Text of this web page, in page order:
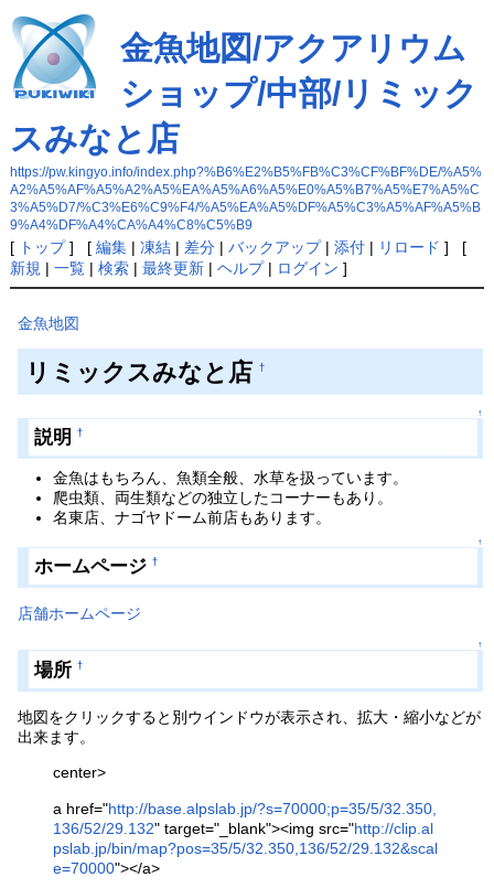
金魚地図/アクアリウム
ショップ/中部/リミック
スみなと店
https://pw.kingyo.info/index.php?%B6%E2%B5%FB%C3%CF%BF%DE/%A5%
A2%A5%AF%A5%A2%A5%EA%A5%A6%A5%E0%A5%B7%A5%E7%A5%C
3%A5%D7/%C3%E6%C9%F4/%A5%EA%A5%DF%A5%C3%A5%AF%A5%B
9%A4%DF%A4%CA%A4%C8%C5%B9
[ トップ] [ 編集| 凍結| 差分| バックアップ| 添付| リロード ] [
新規 | 一覧| 検索| 最終更新| ヘルプ| ログイン ]
金魚地図
リミックスみなと店 †
↑
説明†
金魚はもちろん、魚類全般、水草を扱っています。
爬虫類、両生類などの独立したコーナーもあり。
名東店、ナゴヤドーム前店もあります。
↑
ホームページ†
店舗ホームページ
↑
場所†
地図をクリックすると別ウインドウが表示され、拡大・縮小などが
出来ます。
center>
a href="http://base.alpslab.jp/?s=70000;p=35/5/32.350,
136/52/29.132" target="_blank"><img src="http://clip.al
pslab.jp/bin/map?pos=35/5/32.350,136/52/29.132&scal
e=70000"></a>